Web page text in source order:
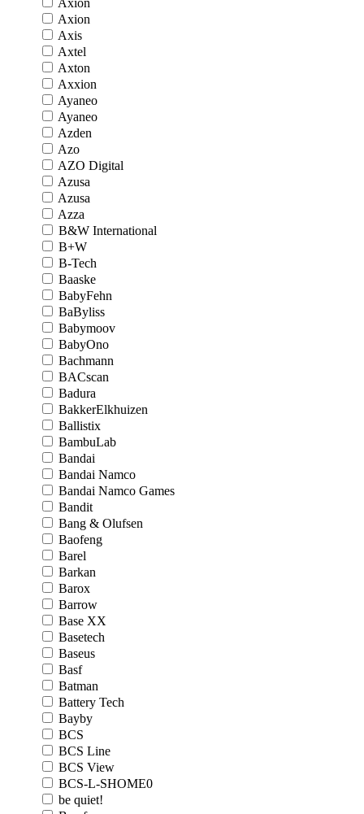
Axion
Axion
Axis
Axtel
Axton
Axxion
Ayaneo
Ayaneo
Azden
Azo
AZO Digital
Azusa
Azusa
Azza
B&W International
B+W
B-Tech
Baaske
BabyFehn
BaByliss
Babymoov
BabyOno
Bachmann
BACscan
Badura
BakkerElkhuizen
Ballistix
BambuLab
Bandai
Bandai Namco
Bandai Namco Games
Bandit
Bang & Olufsen
Baofeng
Barel
Barkan
Barox
Barrow
Base XX
Basetech
Baseus
Basf
Batman
Battery Tech
Bayby
BCS
BCS Line
BCS View
BCS-L-SHOME0
be quiet!